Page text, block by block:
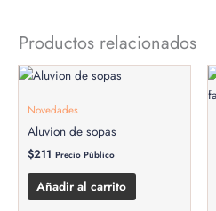
Productos relacionados
Novedades
Aluvion de sopas
$211 Precio Público
Añadir al carrito